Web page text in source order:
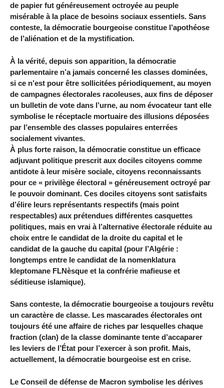
de papier fut généreusement octroyée au peuple
misérable à la place de besoins sociaux essentiels. Sans
conteste, la démocratie bourgeoise constitue l’apothéose
de l’aliénation et de la mystification.
À la vérité, depuis son apparition, la démocratie
parlementaire n’a jamais concerné les classes dominées,
si ce n’est pour être sollicitées périodiquement, au moyen
de campagnes électorales racoleuses, aux fins de déposer
un bulletin de vote dans l’urne, au nom évocateur tant elle
symbolise le réceptacle mortuaire des illusions déposées
par l’ensemble des classes populaires enterrées
socialement vivantes.
À plus forte raison, la démocratie constitue un efficace
adjuvant politique prescrit aux dociles citoyens comme
antidote à leur misère sociale, citoyens reconnaissants
pour ce « privilège électoral » généreusement octroyé par
le pouvoir dominant. Ces dociles citoyens sont satisfaits
d’élire leurs représentants respectifs (mais point
respectables) aux prétendues différentes casquettes
politiques, mais en vrai à l’alternative électorale réduite au
choix entre le candidat de la droite du capital et le
candidat de la gauche du capital (pour l’Algérie :
longtemps entre le candidat de la nomenklatura
kleptomane FLNèsque et la confrérie mafieuse et
séditieuse islamique).
Sans conteste, la démocratie bourgeoise a toujours revêtu
un caractère de classe. Les mascarades électorales ont
toujours été une affaire de riches par lesquelles chaque
fraction (clan) de la classe dominante tente d’accaparer
les leviers de l’État pour l’exercer à son profit. Mais,
actuellement, la démocratie bourgeoise est en crise.
Le Conseil de défense de Macron symbolise les dérives